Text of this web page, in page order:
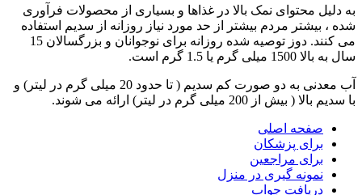
به دلیل محتوای نمک بالا در غذاها و بسیاری از محصولات فرآوری
شده ، بیشتر مردم بیشتر از حد مورد نیاز روزانه از سدیم استفاده
می کنند. دوز توصیه شده روزانه برای نوجوانان و بزرگسالان 15
سال به بالا 1500 میلی گرم یا 1.5 گرم است.
آب معدنی به دو صورت کم سدیم ( تا حدود 20 میلی گرم در لیتر) و
با سدیم بالا ( بیش از 200 میلی گرم در لیتر) ارائه می شوند.
صفحه اصلی
برای پزشکان
برای مراجعین
نمونه گیری در منزل
دریافت جواب